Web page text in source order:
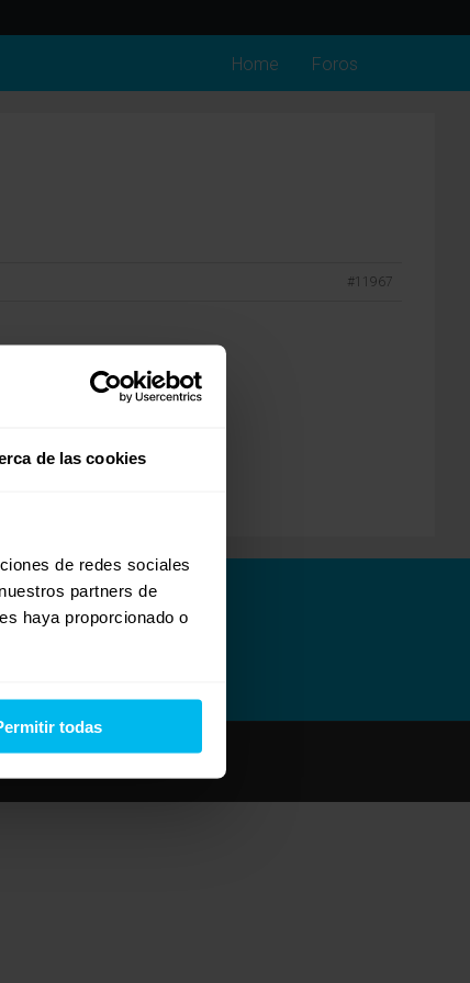
de las cookies
de redes sociales
partners de
haya proporcionado o
todas
Home Foros
#11967